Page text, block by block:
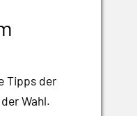
Tipps der
Wahl.